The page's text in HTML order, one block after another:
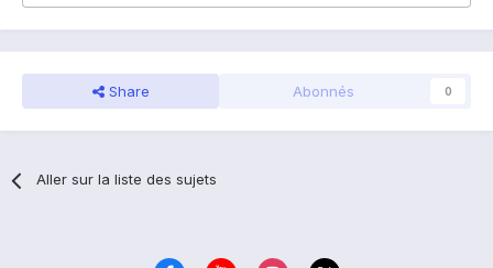
Share Abonnés 0
Aller sur la liste des sujets